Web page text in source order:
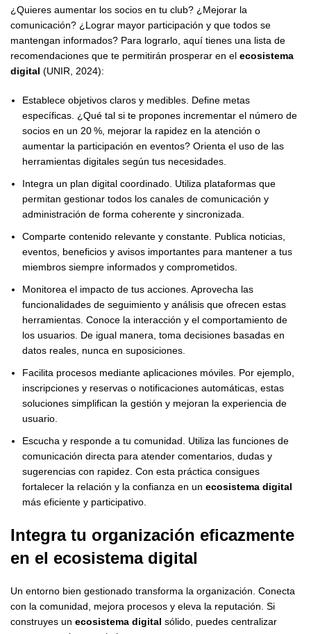
¿Quieres aumentar los socios en tu club? ¿Mejorar la
comunicación? ¿Lograr mayor participación y que todos se
mantengan informados? Para lograrlo, aquí tienes una lista de
recomendaciones que te permitirán prosperar en el ecosistema
digital (UNIR, 2024):
Establece objetivos claros y medibles. Define metas
específicas. ¿Qué tal si te propones incrementar el número de
socios en un 20 %, mejorar la rapidez en la atención o
aumentar la participación en eventos? Orienta el uso de las
herramientas digitales según tus necesidades.
Integra un plan digital coordinado. Utiliza plataformas que
permitan gestionar todos los canales de comunicación y
administración de forma coherente y sincronizada.
Comparte contenido relevante y constante. Publica noticias,
eventos, beneficios y avisos importantes para mantener a tus
miembros siempre informados y comprometidos.
Monitorea el impacto de tus acciones. Aprovecha las
funcionalidades de seguimiento y análisis que ofrecen estas
herramientas. Conoce la interacción y el comportamiento de
los usuarios. De igual manera, toma decisiones basadas en
datos reales, nunca en suposiciones.
Facilita procesos mediante aplicaciones móviles. Por ejemplo,
inscripciones y reservas o notificaciones automáticas, estas
soluciones simplifican la gestión y mejoran la experiencia de
usuario.
Escucha y responde a tu comunidad. Utiliza las funciones de
comunicación directa para atender comentarios, dudas y
sugerencias con rapidez. Con esta práctica consigues
fortalecer la relación y la confianza en un ecosistema digital
más eficiente y participativo.
Integra tu organización eficazmente
en el ecosistema digital
Un entorno bien gestionado transforma la organización. Conecta
con la comunidad, mejora procesos y eleva la reputación. Si
construyes un ecosistema digital sólido, puedes centralizar